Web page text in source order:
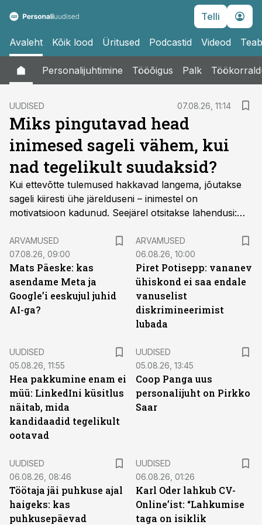
Telli
Avaleht Kõik lood Üritused Podcastid Videod
Personalijuhtimine Tööõigus Palk
UUDISED 07.08.26, 11:14
Miks pingutavad head
inimesed sageli vähem, kui
nad tegelikult suudaksid?
Kui ettevõtte tulemused hakkavad langema, jõutakse
sageli kiiresti ühe järelduseni – inimestel on
motivatsioon kadunud. Seejärel otsitakse lahendusi:
meeskonnapäev, kutsutakse inspireeriv esineja või
saadetakse inimesed järgmisele koolitusele.
ARVAMUSED
07.08.26, 09:00
Mats Päeske: kas
asendame Meta ja
Google’i eeskujul juhid
AI-ga?
ARVAMUSED
06.08.26, 10:00
Piret Potisepp: vananev
ühiskond ei saa endale
vanuselist
diskrimineerimist
lubada
UUDISED
05.08.26, 11:55
Hea pakkumine enam ei
müü: LinkedIni küsitlus
näitab, mida
kandidaadid tegelikult
ootavad
UUDISED
05.08.26, 13:45
Coop Panga uus
personalijuht on Pirkko
Saar
UUDISED
06.08.26, 08:46
Töötaja jäi puhkuse ajal
haigeks: kas
puhkusepäevad
UUDISED
06.08.26, 01:26
Karl Oder lahkub CV-
Online’ist: “Lahkumise
taga on isiklik